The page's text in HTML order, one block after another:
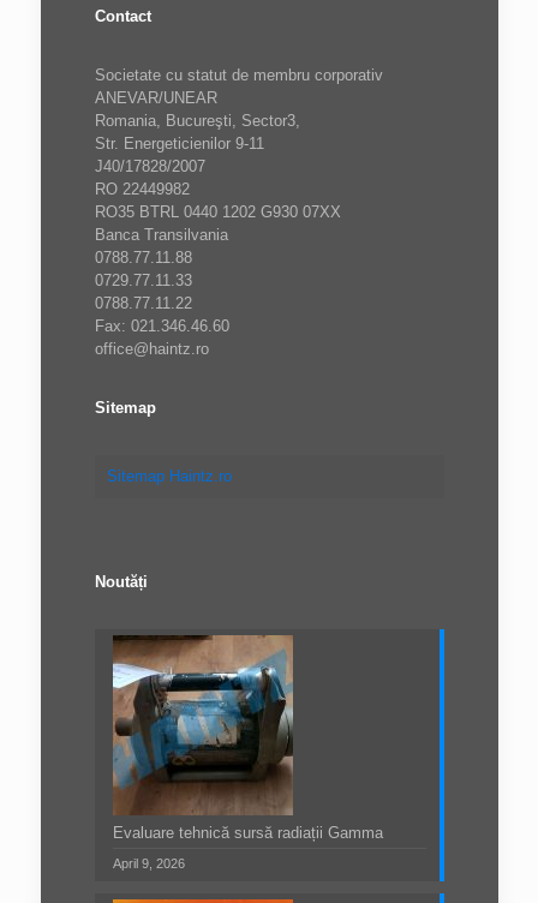
Contact
Societate cu statut de membru corporativ
ANEVAR/UNEAR
Romania, Bucureşti, Sector3,
Str. Energeticienilor 9-11
J40/17828/2007
RO 22449982
RO35 BTRL 0440 1202 G930 07XX
Banca Transilvania
0788.77.11.88
0729.77.11.33
0788.77.11.22
Fax: 021.346.46.60
office@haintz.ro
Sitemap
Sitemap Haintz.ro
Noutăți
Evaluare tehnică sursă radiații Gamma
April 9, 2026